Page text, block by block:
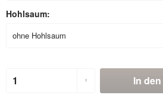
Hohlsaum:
In den